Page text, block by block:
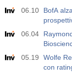
06.10
BofA
06.04
05.19
Wolfe
con